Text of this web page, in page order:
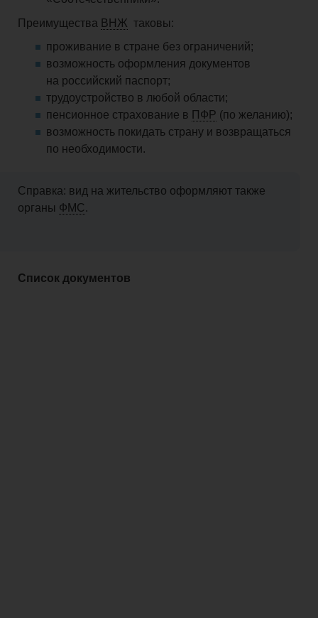
Преимущества ВНЖ таковы:
проживание в стране без ограничений;
возможность оформления документов
на российский паспорт;
трудоустройство в любой области;
пенсионное страхование в ПФР (по желанию);
возможность покидать страну и возвращаться
по необходимости.
Справка: вид на жительство оформляют также
органы ФМС .
Список документов